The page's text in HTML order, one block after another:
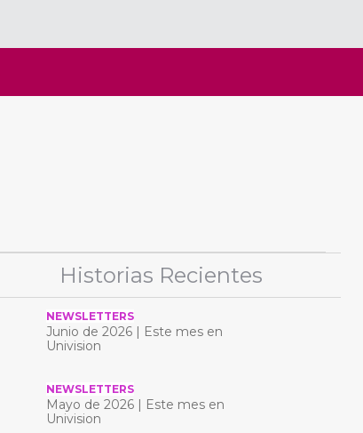
Historias Recientes
NEWSLETTERS
Junio ​​de 2026 | Este mes en
Univision
NEWSLETTERS
Mayo de 2026 | Este mes en
Univision